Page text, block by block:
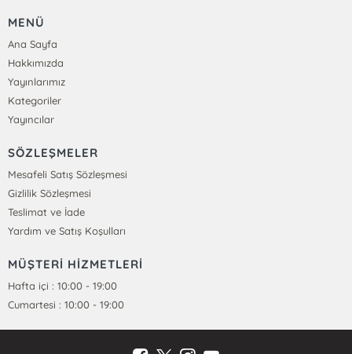
MENÜ
Ana Sayfa
Hakkımızda
Yayınlarımız
Kategoriler
Yayıncılar
SÖZLEŞMELER
Mesafeli Satış Sözleşmesi
Gizlilik Sözleşmesi
Teslimat ve İade
Yardım ve Satış Koşulları
MÜŞTERİ HİZMETLERİ
Hafta içi : 10:00 - 19:00
Cumartesi : 10:00 - 19:00